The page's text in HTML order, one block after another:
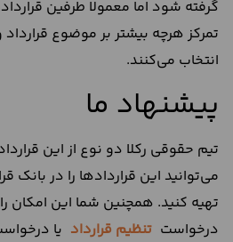
گرفته شود اما معمولا طرفین
تمرکز هرچه بیشتر بر موضوع
انتخاب می‌کنند.
پیشنهاد ما
تیم حقوقی رکلا دو نوع از این
می‌توانید این قراردادها را در بانک
تهیه کنید. همچنین شما این امکان
درخواست تنظیم قرارداد یا